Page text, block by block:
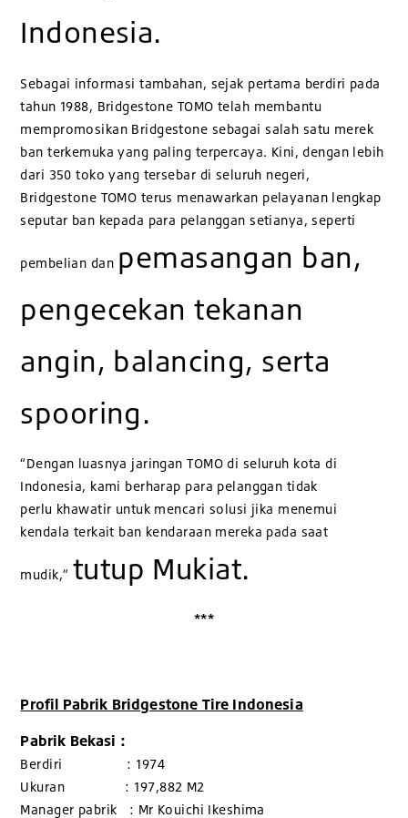
Indonesia.
Sebagai informasi tambahan, sejak pertama berdiri pada
tahun 1988, Bridgestone TOMO telah membantu
mempromosikan Bridgestone sebagai salah satu merek
ban terkemuka yang paling terpercaya. Kini, dengan lebih
dari 350 toko yang tersebar di seluruh negeri,
Bridgestone TOMO terus menawarkan pelayanan lengkap
seputar ban kepada para pelanggan setianya, seperti
pembelian dan pemasangan ban,
pengecekan tekanan
angin, balancing, serta
spooring.
“Dengan luasnya jaringan TOMO di seluruh kota di
Indonesia, kami berharap para pelanggan tidak
perlu khawatir untuk mencari solusi jika menemui
kendala terkait ban kendaraan mereka pada saat
mudik,” tutup Mukiat.
***
Profil Pabrik Bridgestone Tire Indonesia
Pabrik Bekasi :
Berdiri : 1974
Ukuran : 197,882 M2
Manager pabrik : Mr Kouichi Ikeshima